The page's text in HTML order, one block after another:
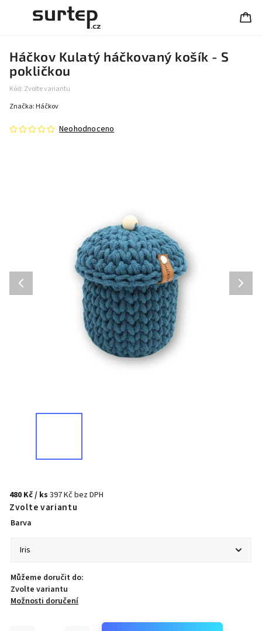
Háčkov Kulatý háčkovaný košík - S
pokličkou
Kód: Zvolte variantu
Neohodnoceno
Značka: Háčkov
480 Kč/ ks 397 Kč bez DPH
Zvolte variantu
Barva
Můžeme doručit do:
Zvolte variantu
Možnosti doručení